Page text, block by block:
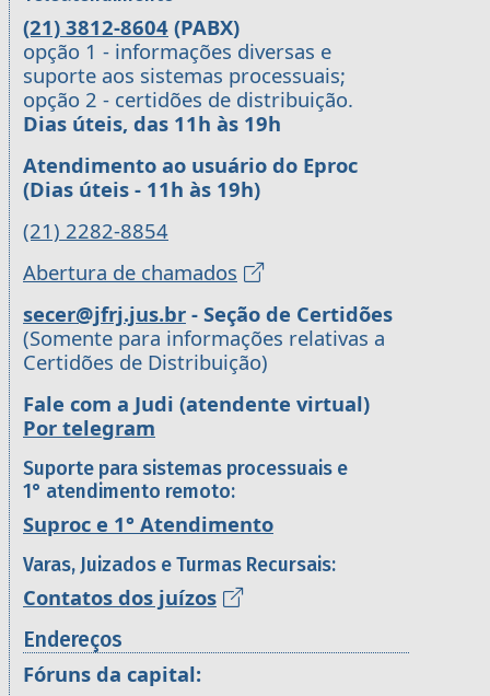
(21) 3812-8604 (PABX)
opção 1 - informações diversas e
suporte aos sistemas processuais;
opção 2 - certidões de distribuição.
Dias úteis, das 11h às 19h
Atendimento ao usuário do Eproc
(Dias úteis - 11h às 19h)
(21) 2282-8854
Abertura de chamados
secer@jfrj.jus.br - Seção de Certidões
(Somente para informações relativas a
Certidões de Distribuição)
Fale com a Judi (atendente virtual)
Por telegram
Suporte para sistemas processuais e
1° atendimento remoto:
Suproc e 1° Atendimento
Varas, Juizados e Turmas Recursais:
Contatos dos juízos
Endereços
Fóruns da capital: